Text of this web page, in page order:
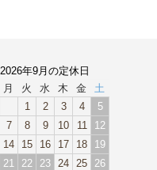
2026年9月の定休日
月 火 水 木 金
土
1
2 3 4
5
7 8 9 10 11
12
14 15 16 17 18
19
21 22 23 24 25
26